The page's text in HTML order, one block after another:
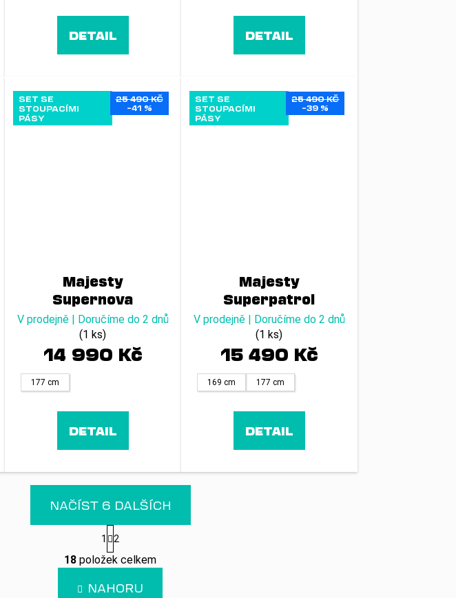
DETAIL DETAIL
SET SE
STOUPACÍMI
PÁSY
25 490 KČ
–41 %
Majesty
Supernova
Carbon +
stoupací pásy -
23/24
V prodejně | Doručíme do 2 dnů
(1 ks)
14 990 Kč
177 cm
DETAIL
SET SE
STOUPACÍMI
PÁSY
25 490 KČ
–39 %
Majesty
Superpatrol
Carbon +
stoupací pásy -
23/24
V prodejně | Doručíme do 2 dnů
(1 ks)
15 490 Kč
169 cm 177 cm
DETAIL
O
v
l
NAČÍST 6 DALŠÍCH
S
t
r
á
n
1 2
18 položek celkem
NAHORU